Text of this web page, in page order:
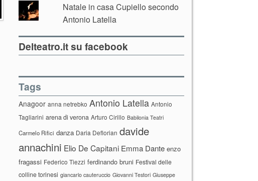
Natale in casa Cupiello secondo
Antonio Latella
Delteatro.it su facebook
Tags
Anagoor anna netrebko Antonio Latella Antonio
Tagliarini arena di verona Arturo Cirillo Babilonia Teatri
Carmelo Rifici danza Daria Deflorian davide
annachini Elio De Capitani Emma Dante enzo
fragassi Federico Tiezzi ferdinando bruni Festival delle
colline torinesi giancarlo cauteruccio Giovanni Testori Giuseppe